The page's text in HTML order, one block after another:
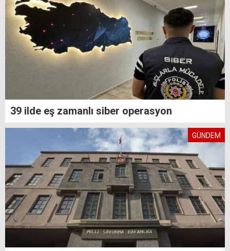
39 ilde eş zamanlı siber operasyon
GÜNDEM